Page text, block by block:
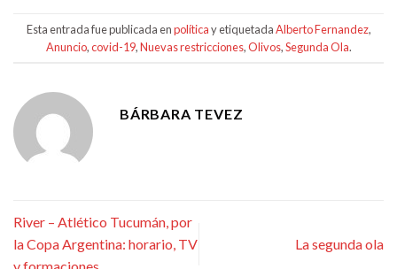
Esta entrada fue publicada enpolíticay etiquetadaAlberto Fernandez,
Anuncio,covid-19,Nuevas restricciones,Olivos,Segunda Ola.
BÁRBARA TEVEZ
River – Atlético Tucumán, por
la Copa Argentina: horario, TV
La segunda ola